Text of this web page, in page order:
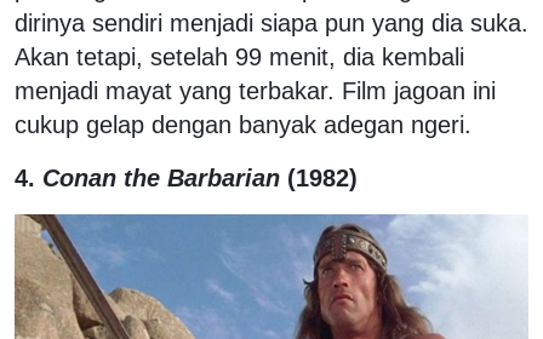
dirinya sendiri menjadi siapa pun yang dia suka.
Akan tetapi, setelah 99 menit, dia kembali
menjadi mayat yang terbakar. Film jagoan ini
cukup gelap dengan banyak adegan ngeri.
4. Conan the Barbarian (1982)